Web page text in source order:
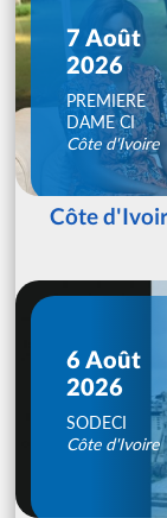
7 Août
2026
PREMIERE
DAME CI
Côte d'Ivoire
Côte
6 Août
2026
SODECI
Côte d'Ivoire